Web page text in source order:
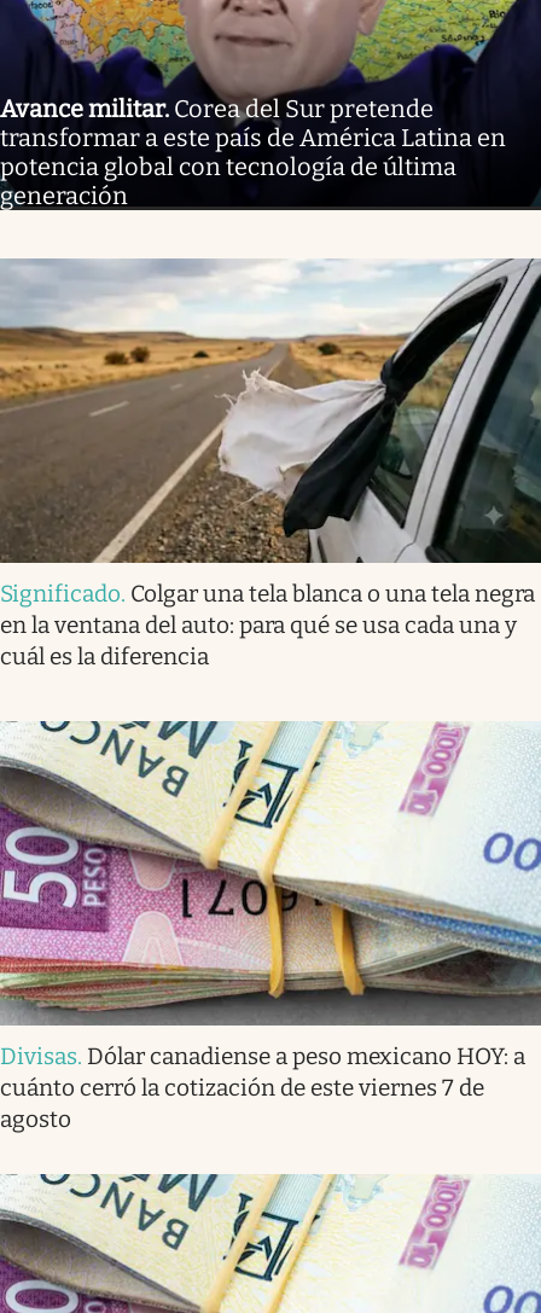
Avance militar. Corea del Sur pretende
transformar a este país de América Latina en
potencia global con tecnología de última
generación
Significado. Colgar una tela blanca o una tela negra
en la ventana del auto: para qué se usa cada una y
cuál es la diferencia
Divisas. Dólar canadiense a peso mexicano HOY: a
cuánto cerró la cotización de este viernes 7 de
agosto